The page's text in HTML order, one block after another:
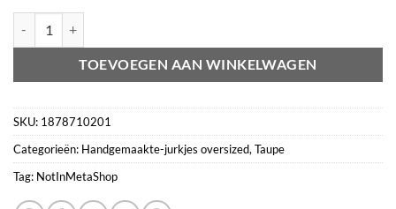
TOEVOEGEN AAN WINKELWAGEN
SKU: 1878710201
Categorieën: Handgemaakte-jurkjes oversized, Taupe
Tag: NotInMetaShop